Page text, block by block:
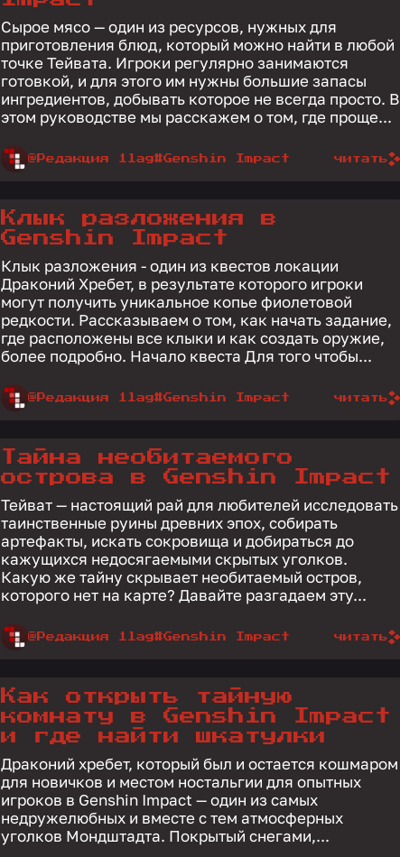
Сырое мясо — один из ресурсов, нужных для
приготовления блюд, который можно найти в любой
точке Тейвата. Игроки регулярно занимаются
готовкой, и для этого им нужны большие запасы
ингредиентов, добывать которое не всегда просто. В
этом руководстве мы расскажем о том, где проще...
@Редакция 1lag#Genshin Impact читать
Клык разложения в
Genshin Impact
Клык разложения - один из квестов локации
Драконий Хребет, в результате которого игроки
могут получить уникальное копье фиолетовой
редкости. Рассказываем о том, как начать задание,
где расположены все клыки и как создать оружие,
более подробно. Начало квеста Для того чтобы...
@Редакция 1lag#Genshin Impact читать
Тайна необитаемого
острова в Genshin Impact
Тейват — настоящий рай для любителей исследовать
таинственные руины древних эпох, собирать
артефакты, искать сокровища и добираться до
кажущихся недосягаемыми скрытых уголков.
Какую же тайну скрывает необитаемый остров,
которого нет на карте? Давайте разгадаем эту...
@Редакция 1lag#Genshin Impact читать
Как открыть тайную
комнату в Genshin Impact
и где найти шкатулки
Драконий хребет, который был и остается кошмаром
для новичков и местом ностальгии для опытных
игроков в Genshin Impact — один из самых
недружелюбных и вместе с тем атмосферных
уголков Мондштадта. Покрытый снегами,...